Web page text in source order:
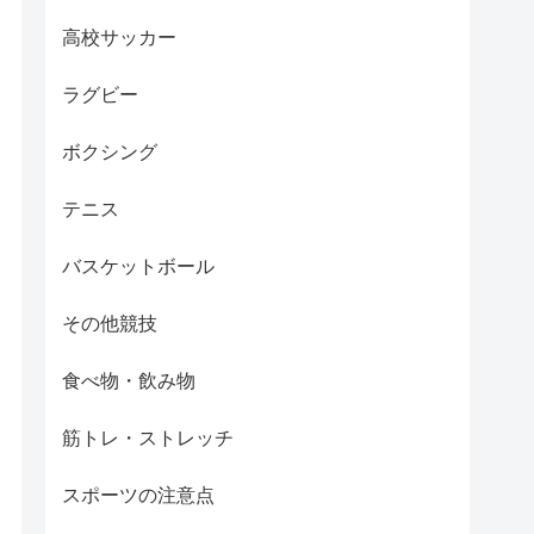
高校サッカー
ラグビー
ボクシング
テニス
バスケットボール
その他競技
食べ物・飲み物
筋トレ・ストレッチ
スポーツの注意点